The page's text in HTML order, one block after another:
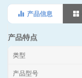
产品信息
产品特点
类型
产品型号